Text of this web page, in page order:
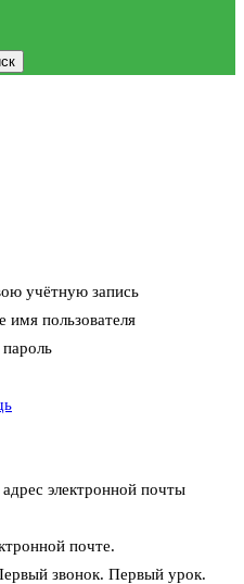
учётную запись
имя пользователя
электронной почты
почте.
звонок. Первый урок.